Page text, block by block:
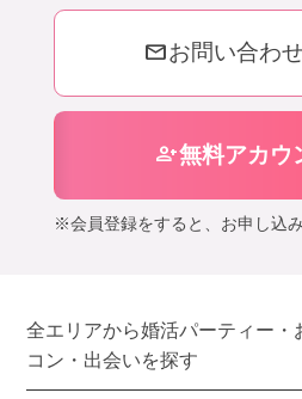
mailお問い合わ
person_add無料アカウ
※会員登録をすると、お申し込
全エリアから婚活パーティー・
コン・出会いを探す